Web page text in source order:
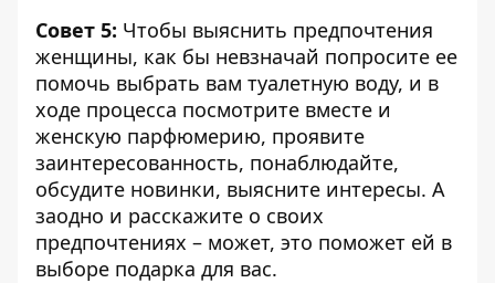
Совет 5: Чтобы выяснить предпочтения
женщины, как бы невзначай попросите ее
помочь выбрать вам туалетную воду, и в
ходе процесса посмотрите вместе и
женскую парфюмерию, проявите
заинтересованность, понаблюдайте,
обсудите новинки, выясните интересы. А
заодно и расскажите о своих
предпочтениях – может, это поможет ей в
выборе подарка для вас.